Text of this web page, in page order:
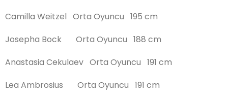
Camilla Weitzel Orta Oyuncu 195 cm
Josepha Bock Orta Oyuncu 188 cm
Anastasia Cekulaev Orta Oyuncu 191 cm
Lea Ambrosius Orta Oyuncu 191 cm